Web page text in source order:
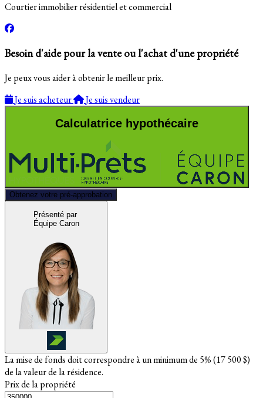
Courtier immobilier résidentiel et commercial
Besoin d'aide pour la vente ou l'achat d'une propriété
Je peux vous aider à obtenir le meilleur prix.
Je suis acheteur
Je suis vendeur
Calculatrice hypothécaire
Obtenez votre pré-approbation
Présenté par
Équipe Caron
La mise de fonds doit correspondre à un minimum de 5% (17 500 $)
de la valeur de la résidence.
Prix de la propriété